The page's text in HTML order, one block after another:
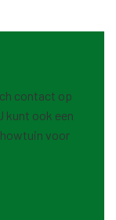
contact op
kunt ook een
voor